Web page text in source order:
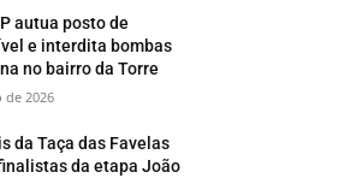
autua posto de
e interdita bombas
no bairro da Torre
de 2026
da Taça das Favelas
da etapa João